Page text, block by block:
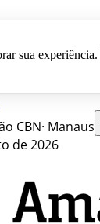
sua experiência.
CBN· Manaus
de 2026